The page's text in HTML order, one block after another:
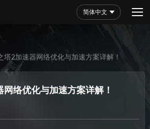
简体中文
塔2加速器网络优化与加速方案详解！
络优化与加速方案详解！